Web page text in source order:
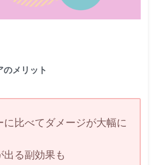
メリット
に比べてダメージが大幅に
出る副効果も